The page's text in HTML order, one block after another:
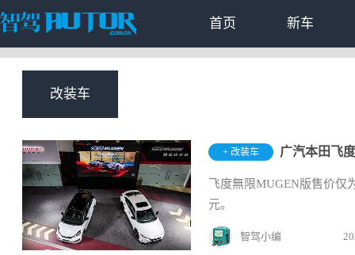
首页 新车
改装车
+ 改装车 广汽本田飞
飞度無限MUGEN版售价
元。
智驾小编